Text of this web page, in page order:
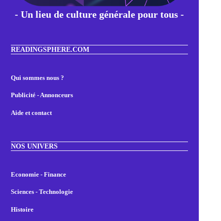
- Un lieu de culture générale pour tous -
READINGSPHERE.COM
Qui sommes nous ?
Publicité - Annonceurs
Aide et contact
NOS UNIVERS
Economie - Finance
Sciences - Technologie
Histoire